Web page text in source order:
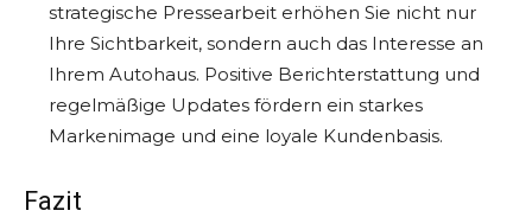
strategische Pressearbeit erhöhen Sie nicht nur
Ihre Sichtbarkeit, sondern auch das Interesse an
Ihrem Autohaus. Positive Berichterstattung und
regelmäßige Updates fördern ein starkes
Markenimage und eine loyale Kundenbasis.
Fazit